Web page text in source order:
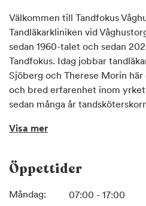
Välkommen till Tandfokus
Tandläkarkliniken vid
sedan 1960-talet och sedan
Tandfokus. Idag jobbar
Sjöberg och Therese Morin här
och bred erfarenhet inom
sedan många år
jobbar i receptionen. Även
Vi erbjuder all typ av
rekommenderar våra duktiga
Visa mer
Öppettider
Måndag:
07:00 - 17:00